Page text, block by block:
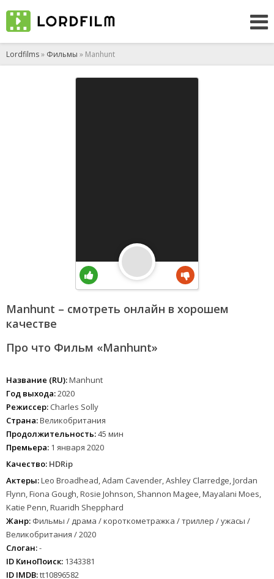
Lordfilms» Фильмы » Manhunt
Manhunt – смотреть онлайн в хорошем
качестве
Про что Фильм «Manhunt»
Название (RU):Manhunt
Год выхода:2020
Режиссер: Charles Solly
Страна:Великобритания
Продолжительность:45 мин
Премьера: 1 января 2020
Качество: HDRip
Актеры:Leo Broadhead, Adam Cavender, Ashley Clarredge, Jordan
Flynn, Fiona Gough, Rosie Johnson, Shannon Magee, Mayalani Moes,
Katie Penn, Ruaridh Shepphard
Жанр: Фильмы / драма / короткометражка / триллер / ужасы /
Великобритания / 2020
Слоган:-
ID КиноПоиск: 1343381
ID IMDB:tt10896582